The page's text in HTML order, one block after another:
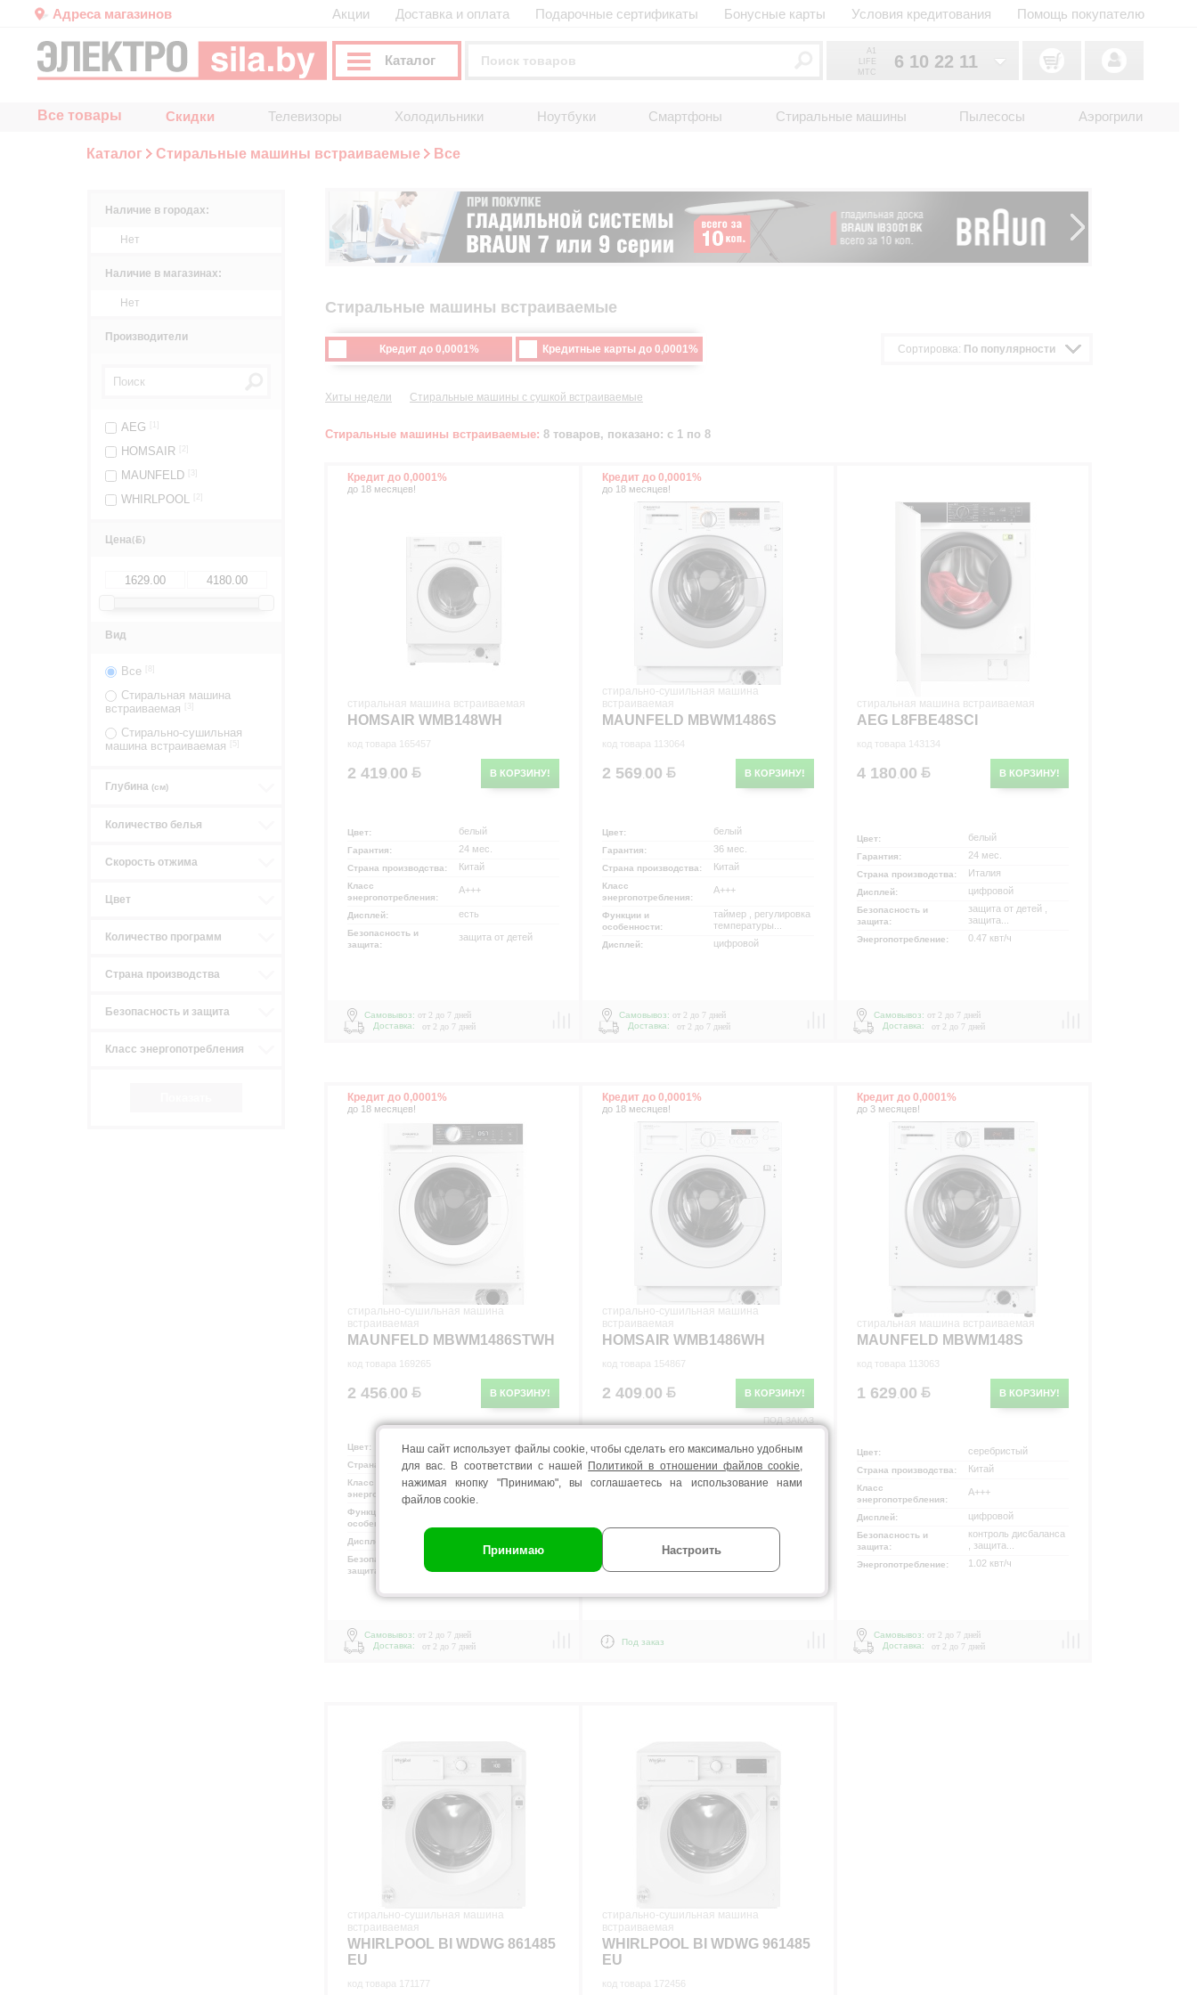
Адреса магазинов Акции Доставка и оплата Подарочные сертификаты Бонусные карты Условия кредитования Помощь покупателю
Каталог
A1
LIFE
MTC
6 10 22 11
2 18 33 22
Все товары Скидки Телевизоры Холодильники Ноутбуки Смартфоны Стиральные машины Пылесосы Аэрогрили
Каталог Стиральные машины встраиваемые Все
Наличие в городах:
Нет
Наличие в магазинах:
Нет
Производители
AEG
HOMSAIR
MAUNFELD
WHIRLPOOL
Цена( )
Вид
Все
Стиральная машина
встраиваемая
Стирально-сушильная
машина встраиваемая
[5]
Глубина (см)
Количество белья
Скорость отжима
Цвет
Количество программ
Страна производства
Безопасность и защита
Класс энергопотребления
Стиральные машины встраиваемые
Кредит до 0,0001% Кредитные карты до 0,0001% Сортировка: По популярности
Хиты недели Стиральные машины с сушкой встраиваемые
Стиральные машины встраиваемые: 8 товаров, показано: с 1 по 8
Кредит до 0,0001%
до 18 месяцев!
стиральная машина встраиваемая
HOMSAIR WMB148WH
код товара 165457
В КОРЗИНУ!
2 419.00
р
Цвет: белый
Гарантия: 24 мес.
Страна производства: Китай
Класс
энергопотребления:
A+++
Дисплей: есть
Безопасность и
защита:
защита от детей
Самовывоз: от 2 до 7 дней
Доставка:
от 2 до 7 дней
Кредит до 0,0001%
до 18 месяцев!
стирально-сушильная машина
встраиваемая
MAUNFELD MBWM1486S
код товара 113064
В КОРЗИНУ!
2 569.00
р
Цвет: белый
Гарантия: 36 мес.
Страна производства: Китай
Класс
энергопотребления:
A+++
Функции и
особенности:
таймер , регулировка
температуры...
Дисплей: цифровой
Самовывоз: от 2 до 7 дней
Доставка:
от 2 до 7 дней
стиральная машина встраиваемая
AEG L8FBE48SCI
код товара 143134
В КОРЗИНУ!
4 180.00
Цвет: белый
Гарантия: 24 мес.
Страна производства: Италия
Дисплей: цифровой
Безопасность и
защита:
защита от детей ,
защита...
Энергопотребление: 0.47 квт/ч
Самовывоз: от 2 до 7 дней
Доставка:
от 2 до 7 дней
Кредит до 0,0001%
до 18 месяцев!
стирально-сушильная машина
встраиваемая
MAUNFELD MBWM1486STWH
код товара 169265
В КОРЗИНУ!
2 456.00
р
Цвет: белый
Страна производства: Китай
Класс
энергопотребления:
A+++
Функции и
особенности:
Дисплей:
Безопасность и
защита:
защита от детей ,
Самовывоз: от 2 до 7 дней
Доставка:
от 2 до 7 дней
Кредит до 0,0001%
до 18 месяцев!
стирально-сушильная машина
встраиваемая
HOMSAIR WMB1486WH
код товара 154867
В КОРЗИНУ!
2 409.00
ПОД ЗАКАЗ
Цвет: белый
Гарантия: 24 мес.
Страна производства: Китай
Функции и
особенности:
регулировка скорости
Дисплей:
Под заказ
Кредит до 0,0001%
до 3 месяцев!
стиральная машина встраиваемая
MAUNFELD MBWM148S
код товара 113063
В КОРЗИНУ!
1 629.00
Цвет: серебристый
Страна производства: Китай
Класс
энергопотребления:
A+++
Дисплей: цифровой
Безопасность и
защита:
контроль дисбаланса
, защита...
Энергопотребление: 1.02 квт/ч
Самовывоз: от 2 до 7 дней
Доставка:
от 2 до 7 дней
стирально-сушильная машина
встраиваемая
WHIRLPOOL BI WDWG 861485
EU
код товара 171177
стирально-сушильная машина
встраиваемая
WHIRLPOOL BI WDWG 961485
EU
код товара 172456
Наш сайт использует файлы cookie, чтобы сделать его максимально удобным
для вас. В соответствии с нашей
Политикой в отношении файлов cookie,
нажимая кнопку "Принимаю", вы соглашаетесь на использование нами
файлов cookie.
Принимаю Настроить